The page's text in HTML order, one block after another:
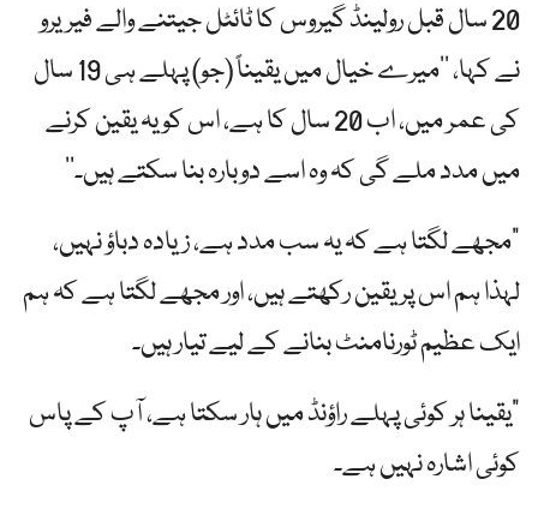
20 سال قبل رولینڈ گیروس کا ٹائٹل جیتنے والے فیریرو
نے کہا، ’’میرے خیال میں یقیناً (جو) پہلے ہی 19 سال
کی عمر میں، اب 20 سال کا ہے، اس کو یہ یقین کرنے
میں مدد ملے گی کہ وہ اسے دوبارہ بنا سکتے ہیں۔‘‘
"مجھے لگتا ہے کہ یہ سب مدد ہے، زیادہ دباؤ نہیں،
لہذا ہم اس پر یقین رکھتے ہیں، اور مجھے لگتا ہے کہ ہم
ایک عظیم ٹورنامنٹ بنانے کے لیے تیار ہیں۔
"یقینا ہر کوئی پہلے راؤنڈ میں ہار سکتا ہے، آپ کے پاس
کوئی اشارہ نہیں ہے۔